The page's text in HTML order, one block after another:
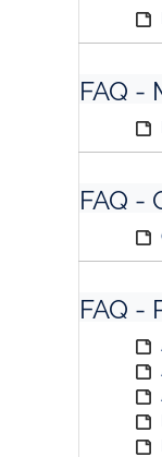
FAQ -
FAQ -
FAQ -